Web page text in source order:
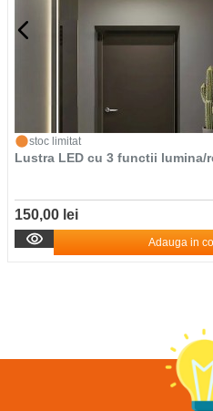
stoc limitat
Lustra LED cu 3 functii lumina/
150,00 lei
Adauga in